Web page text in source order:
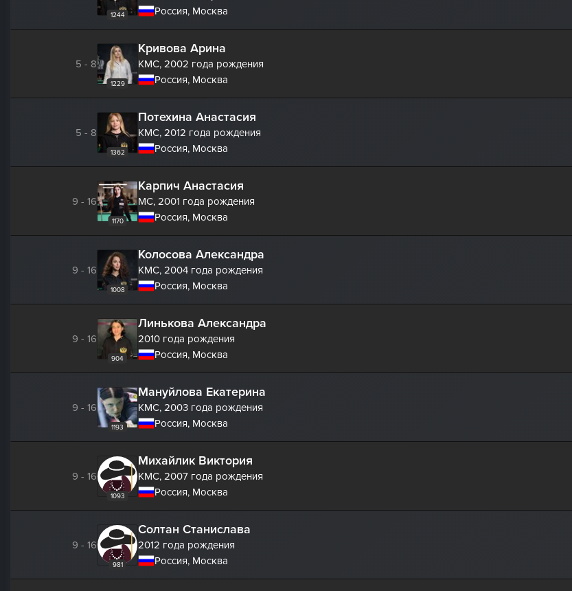
1244
Россия, Москва
5 - 8
1229
Кривова Арина
КМС, 2002 года рождения
Россия, Москва
5 - 8
1362
Потехина Анастасия
КМС, 2012 года рождения
Россия, Москва
9 - 16
1170
Карпич Анастасия
МС, 2001 года рождения
Россия, Москва
9 - 16
1008
Колосова Александра
КМС, 2004 года рождения
Россия, Москва
9 - 16
904
Линькова Александра
2010 года рождения
Россия, Москва
9 - 16
1193
Мануйлова Екатерина
КМС, 2003 года рождения
Россия, Москва
9 - 16
1093
Михайлик Виктория
КМС, 2007 года рождения
Россия, Москва
9 - 16
981
Солтан Станислава
2012 года рождения
Россия, Москва